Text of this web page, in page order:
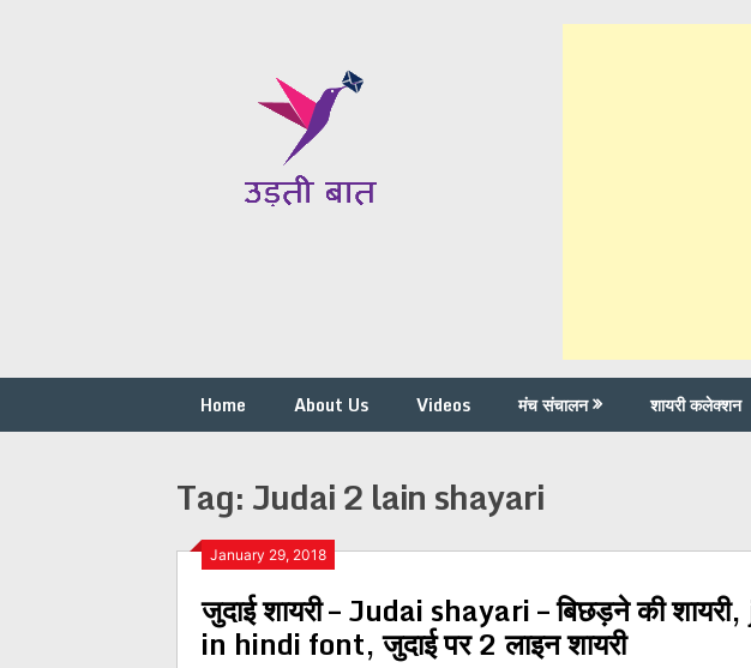
Home About Us Videos मंच संचालन शायरी कलेक्शन
Tag:Judai 2 lain shayari
January 29, 2018
जुदाई शायरी – Judai shayari – बिछड़ने की
in hindi font, जुदाई पर 2 लाइन शायरी
Posts
navigation